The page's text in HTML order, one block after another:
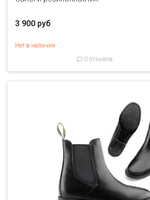
3 900 руб
Нет в наличии
0 отзывов